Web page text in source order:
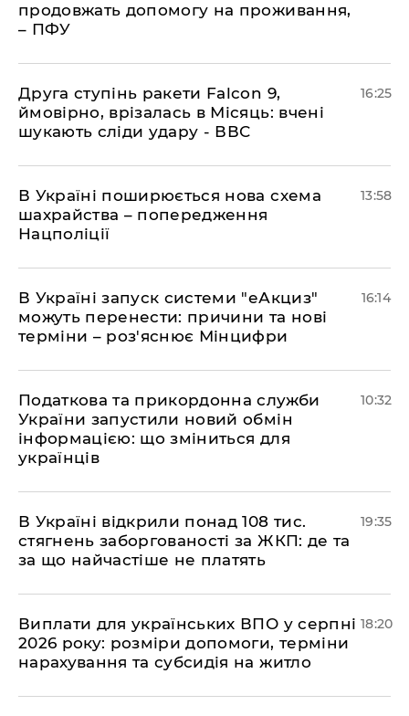
продовжать допомогу на проживання,
– ПФУ
​Друга ступінь ракети Falcon 9,
ймовірно, врізалась в Місяць: вчені
шукають сліди удару - ВВС
16:25
В Україні поширюється нова схема
шахрайства – попередження
Нацполіції
13:58
​В Україні запуск системи "еАкциз"
можуть перенести: причини та нові
терміни – роз'яснює Мінцифри
16:14
Податкова та прикордонна служби
України запустили новий обмін
інформацією: що зміниться для
українців
10:32
В Україні відкрили понад 108 тис.
стягнень заборгованості за ЖКП: де та
за що найчастіше не платять
19:35
Виплати для українських ВПО у серпні
2026 року: розміри допомоги, терміни
нарахування та субсидія на житло
18:20